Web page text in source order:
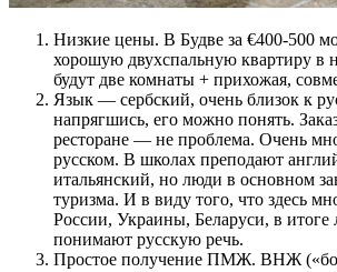
Низкие цены. В Будве за €400-500
хорошую двухспальную квартиру в
будут две комнаты + прихожая,
Язык — сербский, очень близок к
напрягшись, его можно понять.
ресторане — не проблема. Очень
русском. В школах преподают
итальянский, но люди в основном
туризма. И в виду того, что здесь
России, Украины, Беларуси, в
понимают русскую речь.
Простое получение ПМЖ. ВНЖ